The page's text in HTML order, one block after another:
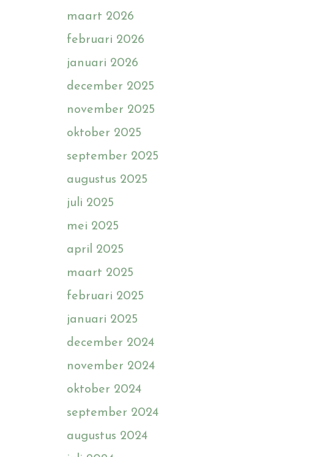
maart 2026
februari 2026
januari 2026
december 2025
november 2025
oktober 2025
september 2025
augustus 2025
juli 2025
mei 2025
april 2025
maart 2025
februari 2025
januari 2025
december 2024
november 2024
oktober 2024
september 2024
augustus 2024